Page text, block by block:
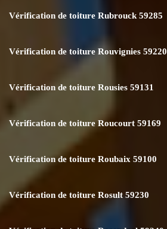
Vérification de toiture Rubrouck 59285
Vérification de toiture Rouvignies 59220
Vérification de toiture Rousies 59131
Vérification de toiture Roucourt 59169
Vérification de toiture Roubaix 59100
Vérification de toiture Rosult 59230